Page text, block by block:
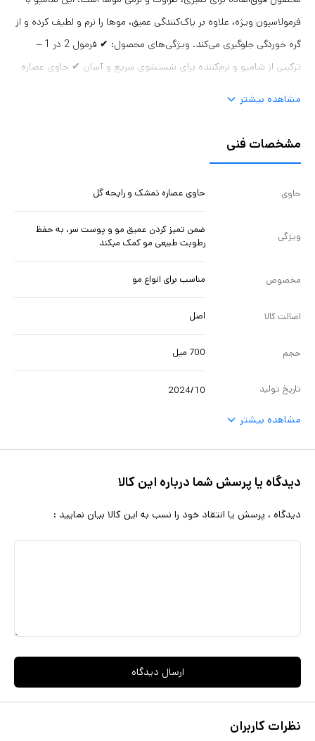
فرمولاسیون ویژه، علاوه بر پاک‌کنندگی عمیق، موها را نرم و لطیف کرده و از
گره خوردگی جلوگیری می‌کند. ویژگی‌های محصول: ✔ فرمول 2 در 1 –
ترکیبی از شامپو و نرم‌کننده برای شستشوی سریع و آسان ✔ حاوی عصاره
مشاهده بیشتر
مشخصات فنی
حاوی حاوی عصاره تمشک و رایحه گل
ویژگی
ضمن تمیز کردن عمیق مو و پوست سر، به حفظ
رطوبت طبیعی مو کمک میکند
مخصوص مناسب برای انواع مو
اصالت کالا اصل
حجم 700 میل
تاریخ تولید 2024/10
مشاهده بیشتر
دیدگاه یا پرسش شما درباره این کالا
دیدگاه ، پرسش یا انتقاد خود را نسب به این کالا بیان نمایید :
ارسال دیدگاه
نظرات کاربران